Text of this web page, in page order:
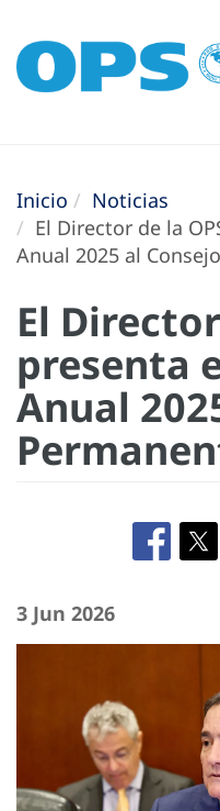
Inicio
Noticias
El Director de la
Anual 2025 al
El
presenta
Anual
3 Jun 2026